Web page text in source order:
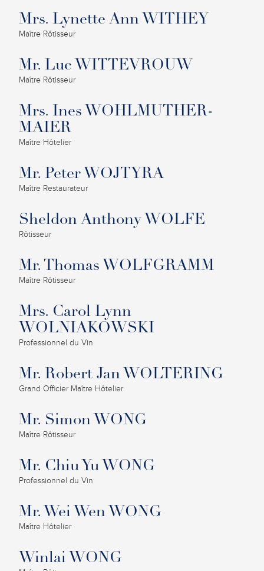
Mrs. Lynette Ann WITHEY
Maître Rôtisseur
Mr. Luc WITTEVROUW
Maître Rôtisseur
Mrs. Ines WOHLMUTHER-
MAIER
Maître Hôtelier
Mr. Peter WOJTYRA
Maître Restaurateur
Sheldon Anthony WOLFE
Rôtisseur
Mr. Thomas WOLFGRAMM
Maître Rôtisseur
Mrs. Carol Lynn
WOLNIAKOWSKI
Professionnel du Vin
Mr. Robert Jan WOLTERING
Grand Officier Maître Hôtelier
Mr. Simon WONG
Maître Rôtisseur
Mr. Chiu Yu WONG
Professionnel du Vin
Mr. Wei Wen WONG
Maître Hôtelier
Winlai WONG